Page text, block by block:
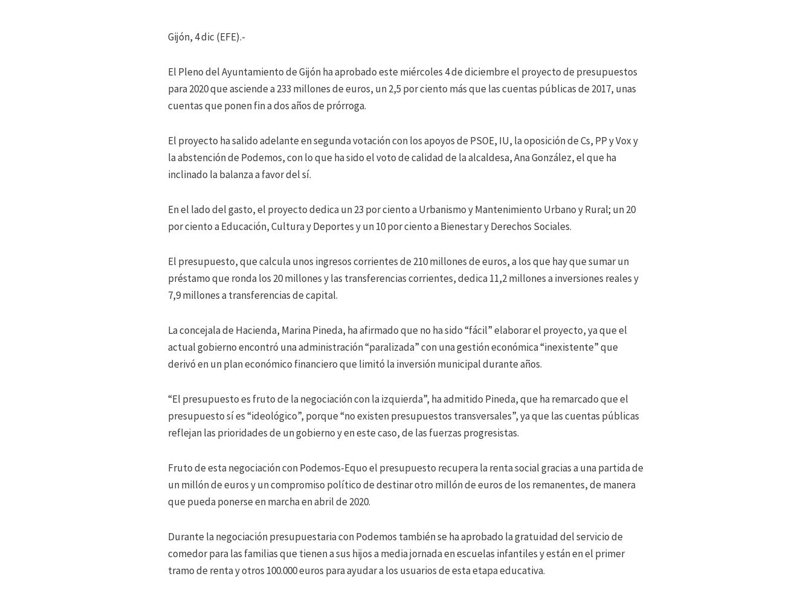
Gijón, 4 dic (EFE).-
El Pleno del Ayuntamiento de Gijón ha aprobado este miércoles 4 de diciembre el proyecto de presupuestos
para 2020 que asciende a 233 millones de euros, un 2,5 por ciento más que las cuentas públicas de 2017, unas
cuentas que ponen fin a dos años de prórroga.
El proyecto ha salido adelante en segunda votación con los apoyos de PSOE, IU, la oposición de Cs, PP y Vox y
la abstención de Podemos, con lo que ha sido el voto de calidad de la alcaldesa, Ana González, el que ha
inclinado la balanza a favor del sí.
En el lado del gasto, el proyecto dedica un 23 por ciento a Urbanismo y Mantenimiento Urbano y Rural; un 20
por ciento a Educación, Cultura y Deportes y un 10 por ciento a Bienestar y Derechos Sociales.
El presupuesto, que calcula unos ingresos corrientes de 210 millones de euros, a los que hay que sumar un
préstamo que ronda los 20 millones y las transferencias corrientes, dedica 11,2 millones a inversiones reales y
7,9 millones a transferencias de capital.
La concejala de Hacienda, Marina Pineda, ha afirmado que no ha sido “fácil” elaborar el proyecto, ya que el
actual gobierno encontró una administración “paralizada” con una gestión económica “inexistente” que
derivó en un plan económico financiero que limitó la inversión municipal durante años.
“El presupuesto es fruto de la negociación con la izquierda”, ha admitido Pineda, que ha remarcado que el
presupuesto sí es “ideológico”, porque “no existen presupuestos transversales”, ya que las cuentas públicas
reflejan las prioridades de un gobierno y en este caso, de las fuerzas progresistas.
Fruto de esta negociación con Podemos-Equo el presupuesto recupera la renta social gracias a una partida de
un millón de euros y un compromiso político de destinar otro millón de euros de los remanentes, de manera
que pueda ponerse en marcha en abril de 2020.
Durante la negociación presupuestaria con Podemos también se ha aprobado la gratuidad del servicio de
comedor para las familias que tienen a sus hijos a media jornada en escuelas infantiles y están en el primer
tramo de renta y otros 100.000 euros para ayudar a los usuarios de esta etapa educativa.